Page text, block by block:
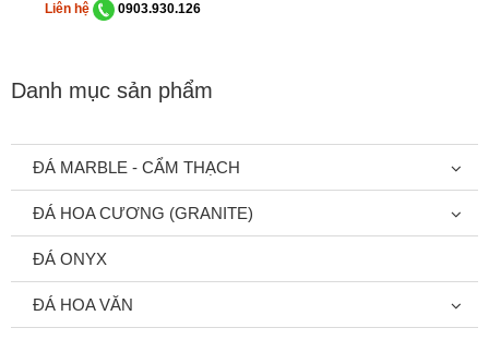
Liên hệ
0903.930.126
Danh mục sản phẩm
ĐÁ MARBLE - CẨM THẠCH
ĐÁ HOA CƯƠNG (GRANITE)
ĐÁ ONYX
ĐÁ HOA VĂN